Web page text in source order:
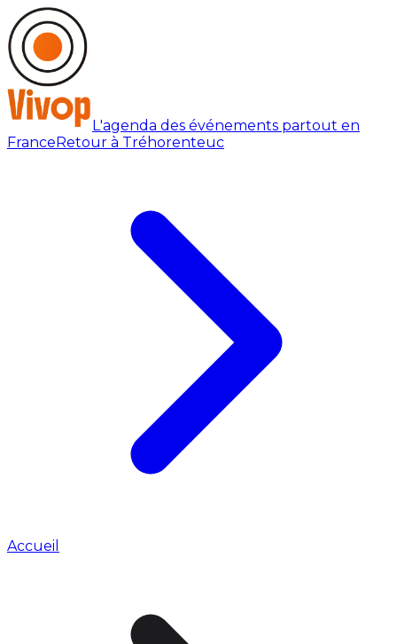
L'agenda des événements partout en
FranceRetour à Tréhorenteuc
Accueil